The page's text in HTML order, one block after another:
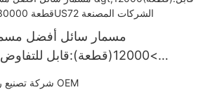
مسمار سائل أفضل